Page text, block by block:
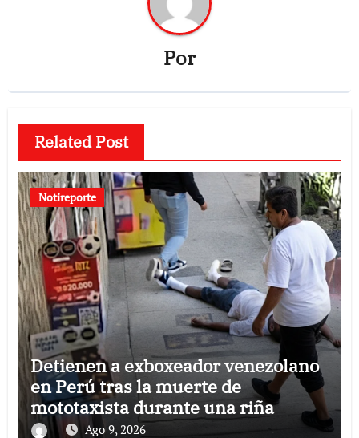
Por
Related Post
Notireporte
Detienen a exboxeador venezolano
en Perú tras la muerte de
mototaxista durante una riña
Ago 9, 2026